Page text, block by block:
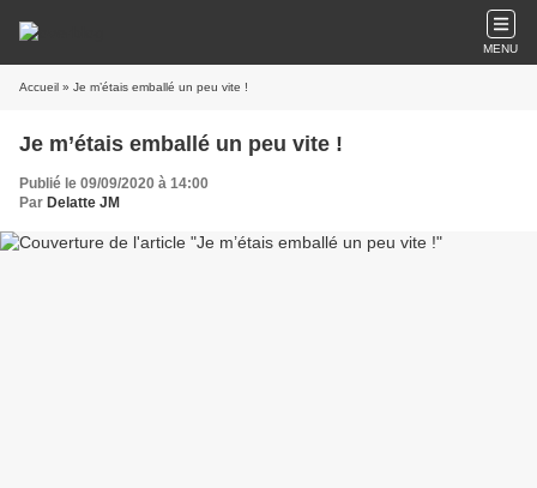
MENU
Accueil » Je m’étais emballé un peu vite !
Je m’étais emballé un peu vite !
Publié le 09/09/2020 à 14:00
Par Delatte JM